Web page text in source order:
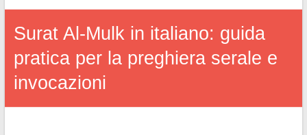
Surat Al-Mulk in italiano: guida
pratica per la preghiera serale e
invocazioni